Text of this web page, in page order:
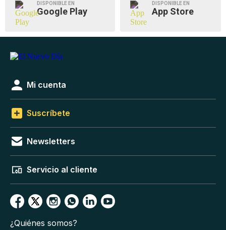
DISPONIBLE EN
Google Play
DISPONIBLE EN
App Store
Mi cuenta
Suscríbete
Newsletters
Servicio al cliente
¿Quiénes somos?